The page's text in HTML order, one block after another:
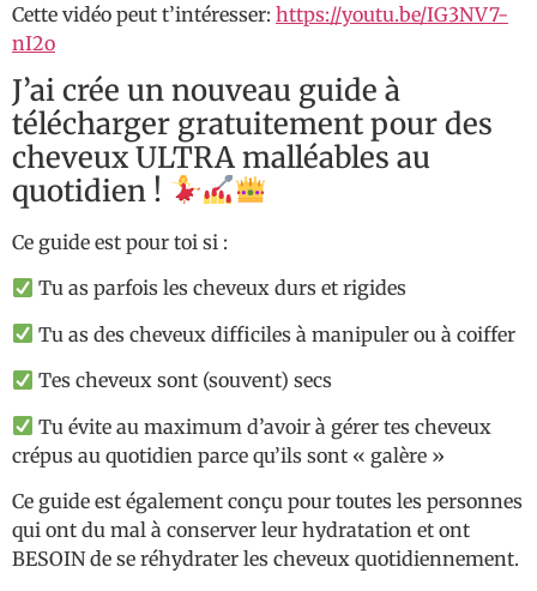
Cette vidéo peut t’intéresser: https://youtu.be/IG3NV7-
nI2o
J’ai crée un nouveau guide à
télécharger gratuitement pour des
cheveux ULTRA malléables au
quotidien !
Ce guide est pour toi si :
Tu as parfois les cheveux durs et rigides
Tu as des cheveux difficiles à manipuler ou à coiffer
Tes cheveux sont (souvent) secs
Tu évite au maximum d’avoir à gérer tes cheveux
crépus au quotidien parce qu’ils sont « galère »
Ce guide est également conçu pour toutes les personnes
qui ont du mal à conserver leur hydratation et ont
BESOIN de se réhydrater les cheveux quotidiennement.